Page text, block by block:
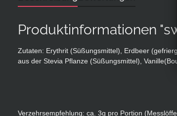
Produktinformationen
Zutaten: Erythrit (Süßungsmittel), Erdbeer
aus der Stevia Pflanze (Süßungsmittel),
Verzehrsempfehlung: ca. 3g pro Portion